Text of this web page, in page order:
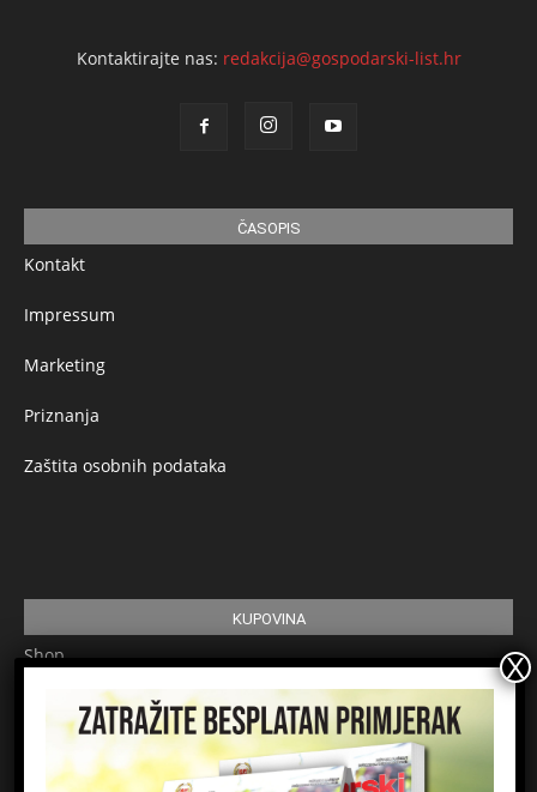
Kontaktirajte nas: redakcija@gospodarski-list.hr
ČASOPIS
Kontakt
Impressum
Marketing
Priznanja
Zaštita osobnih podataka
KUPOVINA
Shop
Pretplata
Uvjeti korištenja